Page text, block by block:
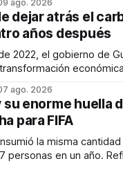
ago. 2026
dejar atrás el
años después
2022, el gobierno de
ago. 2026
enorme huella
para FIFA
la misma
personas en un año.